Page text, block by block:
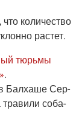
коли­че­ство
растет.
тюрь­мы
.
в Бал­ха­ше Сер­
тра­ви­ли соба­